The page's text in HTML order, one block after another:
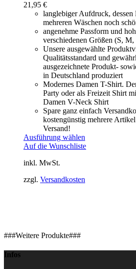
21,95 €
langlebiger Aufdruck, dessen
mehreren Wäschen noch
angenehme Passform und
verschiedenen Größen (S,
Unsere ausgewählte
Qualitätsstandard und
ausgezeichnete Produkt-
in Deutschland produziert
Modernes Damen T-Shirt.
Party oder als Freizeit Shirt
Damen V-Neck Shirt
Spare ganz einfach
kostengünstig mehrere
Versand!
Ausführung wählen
Auf die Wunschliste
inkl. MwSt.
zzgl. Versandkosten
###Weitere Produkte###
Infos